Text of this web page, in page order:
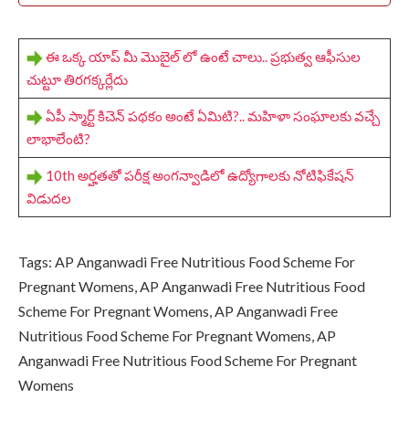
ఈ ఒక్క యాప్‌ మీ మొబైల్ లో ఉంటే చాలు.. ప్రభుత్వ ఆఫీసుల
చుట్టూ తిరగక్కర్లేదు
ఏపీ స్మార్ట్ కిచెన్ పథకం అంటే ఏమిటి?.. మహిళా సంఘాలకు వచ్చే
లాభాలేంటి?
10th అర్హతతో పరీక్ష అంగన్వాడిలో ఉద్యోగాలకు నోటిఫికేషన్
విడుదల
Tags: AP Anganwadi Free Nutritious Food Scheme For
Pregnant Womens, AP Anganwadi Free Nutritious Food
Scheme For Pregnant Womens, AP Anganwadi Free
Nutritious Food Scheme For Pregnant Womens, AP
Anganwadi Free Nutritious Food Scheme For Pregnant
Womens